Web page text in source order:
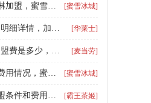
蜜雪冰城的冰淇淋加盟，蜜雪冰城加盟具体条件是什么 [蜜雪冰城]
华莱士加盟费用明细详情，加盟华莱士有什么要求及条件 [华莱士]
小县城麦当劳加盟费是多少，加盟一家麦当劳需要什么条件 [麦当劳]
蜜雪冰城加盟的费用情况，蜜雪冰城加盟时间流程 [蜜雪冰城]
​2026​霸王茶姬加盟条件和费用汇总，霸王茶姬奶茶加盟店加盟前景 [霸王茶姬]